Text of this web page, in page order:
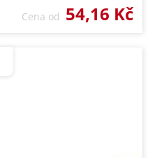
Cena od 54,16 Kč